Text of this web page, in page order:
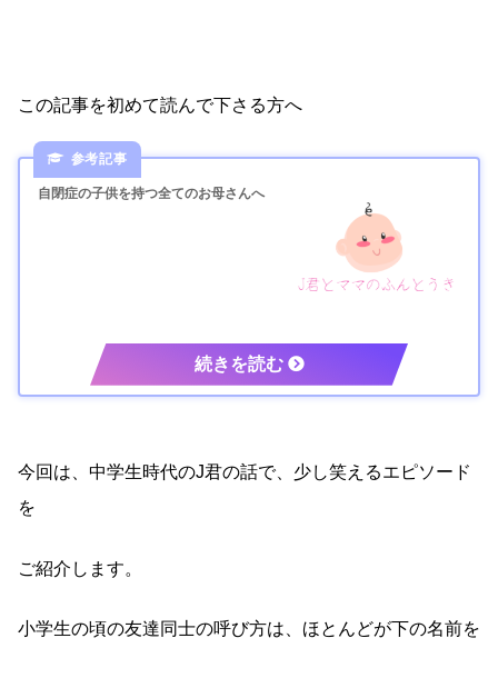
この記事を初めて読んで下さる方へ
自閉症の子供を持つ全てのお母さんへ
今回は、中学生時代のJ君の話で、少し笑えるエピソード
を
ご紹介します。
小学生の頃の友達同士の呼び方は、ほとんどが下の名前を